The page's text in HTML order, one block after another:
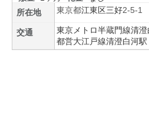
所在地
東京都江東区三好2-5-1
交通 東京メトロ半蔵門線清澄
都営大江戸線清澄白河駅